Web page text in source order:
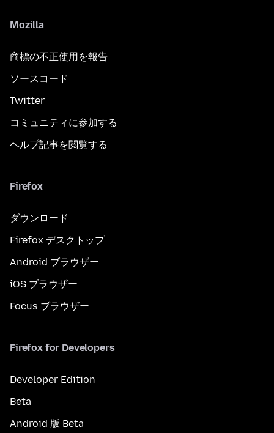
Mozilla
商標の不正使用を報告
ソースコード
Twitter
コミュニティに参加する
ヘルプ記事を閲覧する
Firefox
ダウンロード
Firefox デスクトップ
Android ブラウザー
iOS ブラウザー
Focus ブラウザー
Firefox for Developers
Developer Edition
Beta
Android 版 Beta